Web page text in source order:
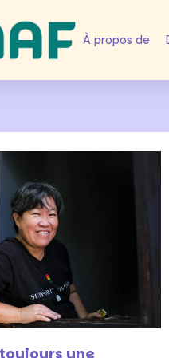
À propos de
une